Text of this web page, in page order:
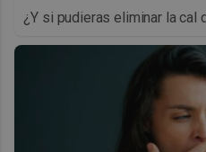
¿Y si pudieras eliminar la cal